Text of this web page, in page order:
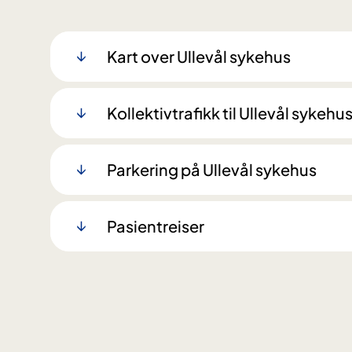
Kart over Ullevål sykehus
Kollektivtrafikk til Ullevål sykehus
Parkering på Ullevål sykehus
Pasientreiser